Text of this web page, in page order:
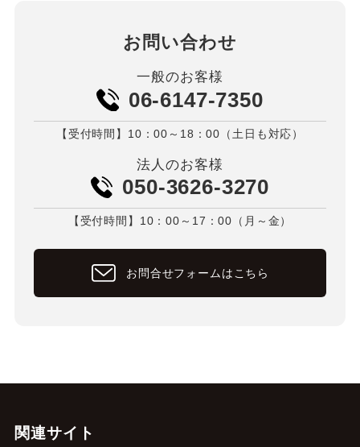
お問い合わせ
一般のお客様
06-6147-7350
【受付時間】10：00～18：00（土日も対応）
法人のお客様
050-3626-3270
【受付時間】10：00～17：00（月～金）
お問合せフォームはこちら
関連サイト